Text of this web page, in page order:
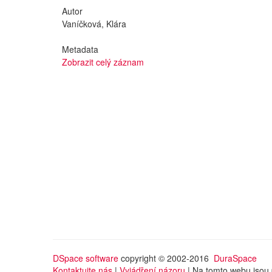
Autor
Vaníčková, Klára
Metadata
Zobrazit celý záznam
DSpace software copyright © 2002-2016 DuraSpace